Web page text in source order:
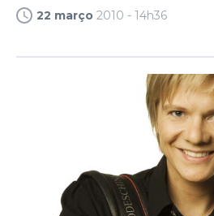
22 março 2010 - 14h36